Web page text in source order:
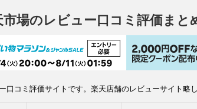
場のレビュー口コミ評価まと
口コミ評価サイトです。楽天店舗のレビューサイト略